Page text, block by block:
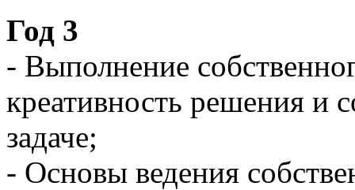
Год 3
- Выполнение
креативность решения и
задаче;
- Основы ведения